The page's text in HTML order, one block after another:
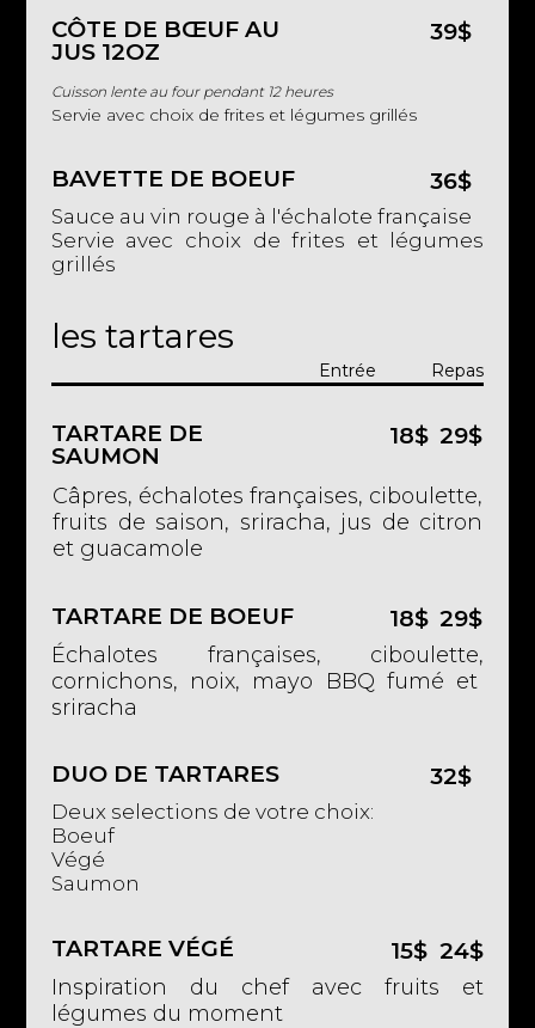
CÔTE DE BŒUF AU
JUS 12OZ
Cuisson lente au four pendant 12 heures
Servie avec choix de frites et légumes grillés
39$
BAVETTE DE BOEUF
Sauce au vin rouge à l'échalote française
Servie avec choix de frites et légumes
grillés
36$
les tartares
Entrée Repas
TARTARE DE
SAUMON
Câpres, échalotes françaises, ciboulette,
fruits de saison, sriracha, jus de citron
et guacamole
18$ 29$
TARTARE DE BOEUF
Échalotes françaises, ciboulette,
cornichons, noix, mayo BBQ fumé et
sriracha
18$ 29$
DUO DE TARTARES
Deux selections de votre choix:
Boeuf
Végé
Saumon
32$
TARTARE VÉGÉ
Inspiration du chef avec fruits et
légumes du moment
15$ 24$